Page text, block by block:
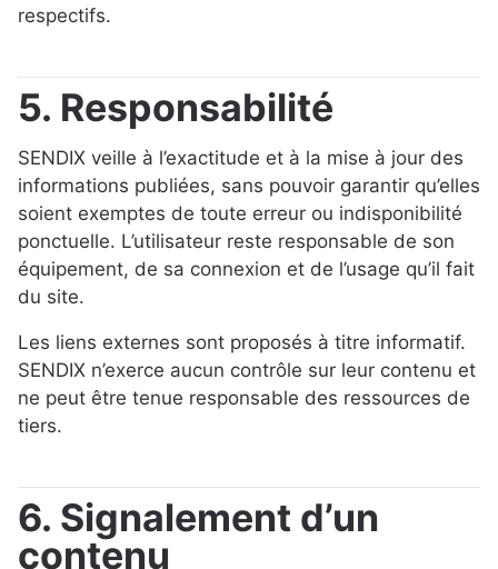
respectifs.
5. Responsabilité
SENDIX veille à l’exactitude et à la mise à jour des
informations publiées, sans pouvoir garantir qu’elles
soient exemptes de toute erreur ou indisponibilité
ponctuelle. L’utilisateur reste responsable de son
équipement, de sa connexion et de l’usage qu’il fait
du site.
Les liens externes sont proposés à titre informatif.
SENDIX n’exerce aucun contrôle sur leur contenu et
ne peut être tenue responsable des ressources de
tiers.
6. Signalement d’un
contenu